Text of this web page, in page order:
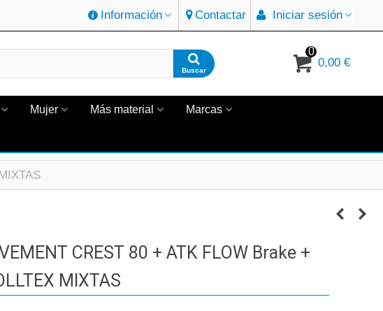
Información Contactar Iniciar sesión
Buscar
0
0,00 €
Mujer Más material Marcas
CREST 80 + ATK FLOW Brake +
MIXTAS